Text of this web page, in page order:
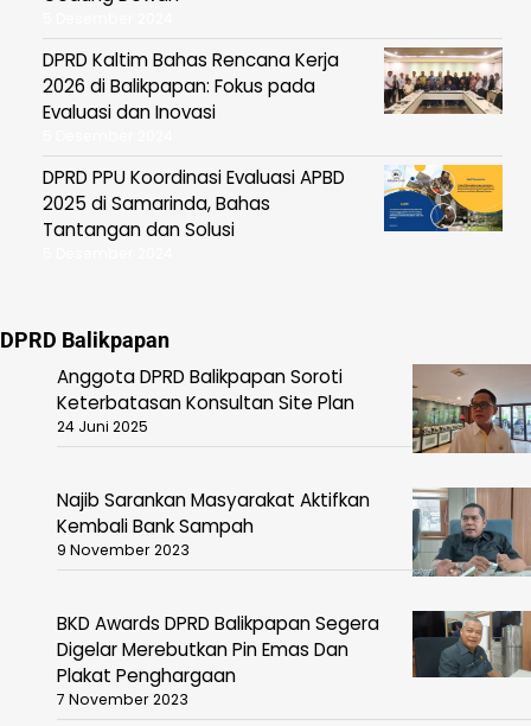
DPRD Kaltim Bahas Rencana Kerja
2026 di Balikpapan: Fokus pada
Evaluasi dan Inovasi
DPRD PPU Koordinasi Evaluasi APBD
2025 di Samarinda, Bahas
Tantangan dan Solusi
DPRD Balikpapan
Anggota DPRD Balikpapan Soroti
Keterbatasan Konsultan Site Plan
24 Juni 2025
Najib Sarankan Masyarakat Aktifkan
Kembali Bank Sampah
9 November 2023
BKD Awards DPRD Balikpapan Segera
Digelar Merebutkan Pin Emas Dan
Plakat Penghargaan
7 November 2023